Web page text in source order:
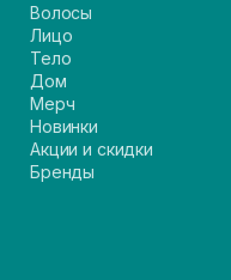
Волосы
Лицо
Тело
Дом
Мерч
Новинки
Акции и скидки
Бренды